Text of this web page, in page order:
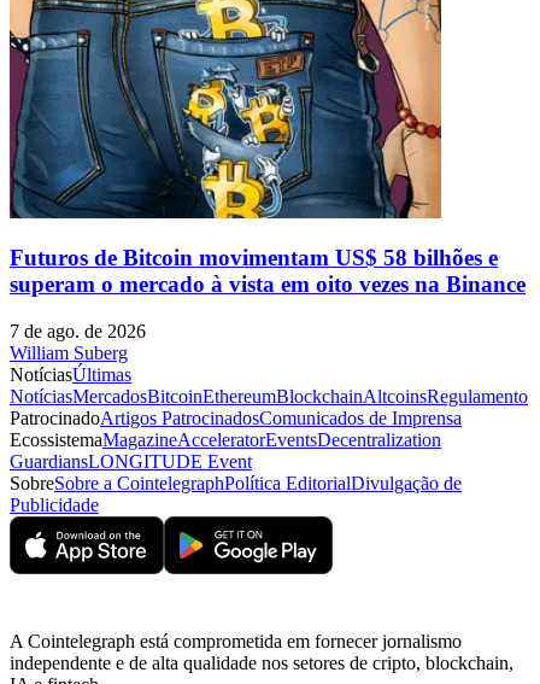
Futuros de Bitcoin movimentam US$ 58 bilhões e
superam o mercado à vista em oito vezes na Binance
7 de ago. de 2026
William Suberg
NotíciasÚltimas
NotíciasMercadosBitcoinEthereumBlockchainAltcoinsRegulamento
PatrocinadoArtigos PatrocinadosComunicados de Imprensa
EcossistemaMagazineAcceleratorEventsDecentralization
GuardiansLONGITUDE Event
SobreSobre a CointelegraphPolítica EditorialDivulgação de
Publicidade
A Cointelegraph está comprometida em fornecer jornalismo
independente e de alta qualidade nos setores de cripto, blockchain,